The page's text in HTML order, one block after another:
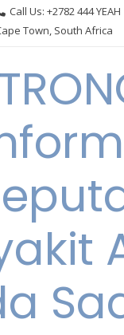
Call Us: +2782 444 YEAH
Town, South Africa